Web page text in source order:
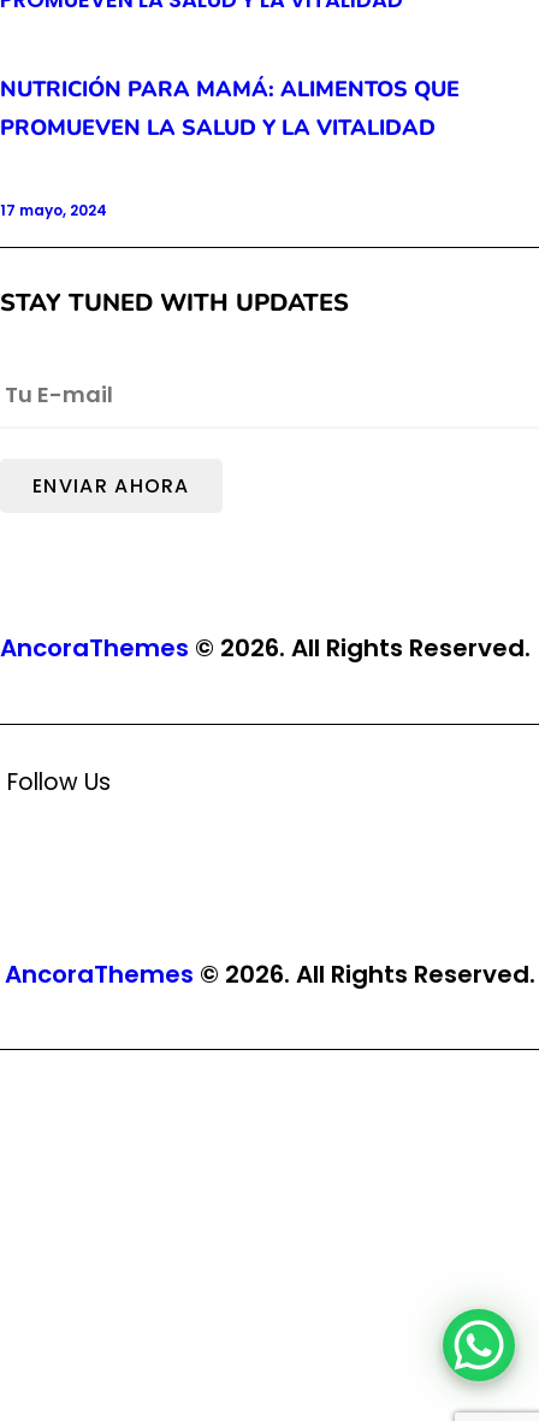
NUTRICIÓN PARA MAMÁ: ALIMENTOS QUE
PROMUEVEN LA SALUD Y LA VITALIDAD
17 mayo, 2024
STAY TUNED WITH UPDATES
AncoraThemes © 2026. All Rights Reserved.
Follow Us
AncoraThemes © 2026. All Rights Reserved.